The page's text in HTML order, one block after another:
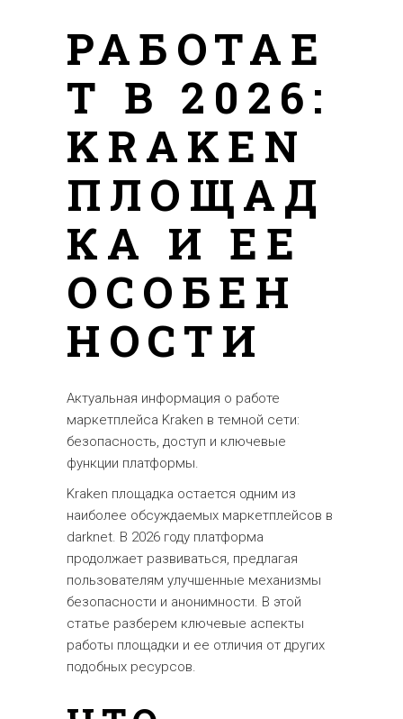
РАБОТАЕ
Т В 2026:
KRAKEN
ПЛОЩАД
КА И ЕЕ
ОСОБЕН
НОСТИ
Актуальная информация о работе
маркетплейса Kraken в темной сети:
безопасность, доступ и ключевые
функции платформы.
Kraken площадка остается одним из
наиболее обсуждаемых маркетплейсов в
darknet. В 2026 году платформа
продолжает развиваться, предлагая
пользователям улучшенные механизмы
безопасности и анонимности. В этой
статье разберем ключевые аспекты
работы площадки и ее отличия от других
подобных ресурсов.